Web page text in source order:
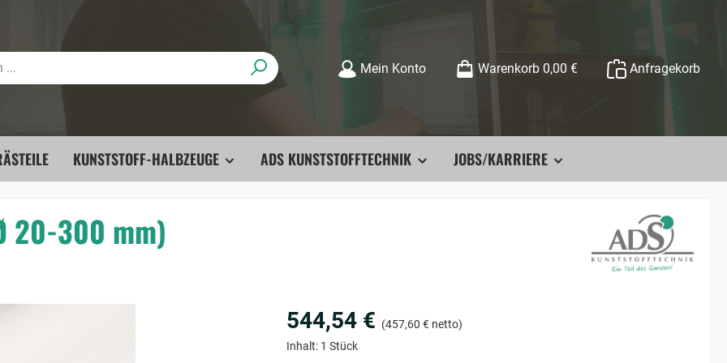
Mein Konto Warenkorb 0,00 € Anfragekorb
KUNSTSTOFF-HALBZEUGE ADS KUNSTSTOFFTECHNIK JOBS/KARRIERE
20-300 mm)
544,54 € (457,60 € netto)
Inhalt: 1 Stück